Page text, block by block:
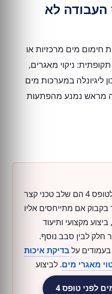
העבודה לא
חימום מים מרכזיות או
ניקוי מאגרים,
ליגיונלה במערכות מים
מראש נמנע מהפתעות
חיטוי קווי מים ובדיקת מים לטופס 4 הם שלב טכני קצר
בקבוק אם מתייחסים אליו
מקצועי ותיעוד
חלק לבין סבב נוסף.
עלבדיקת איכות
מאגרי מים. לביצוע
לפני טופס 4